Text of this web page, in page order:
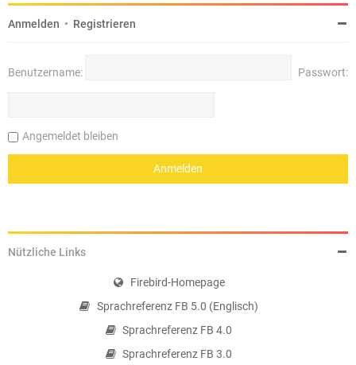
Anmelden • Registrieren
Benutzername: Passwort:
Angemeldet bleiben
Nützliche Links
Firebird-Homepage
Sprachreferenz FB 5.0 (Englisch)
Sprachreferenz FB 4.0
Sprachreferenz FB 3.0